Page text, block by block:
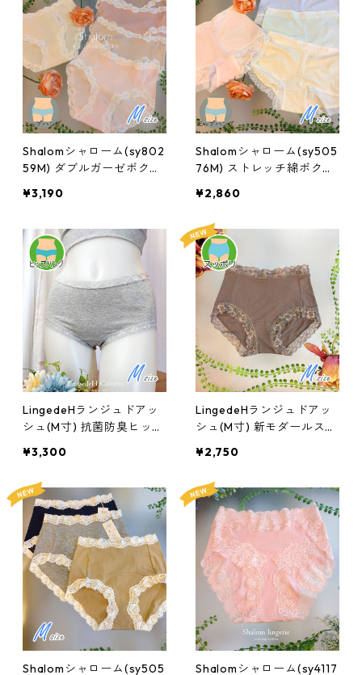
Shalomシャローム(sy802
59M) ダブルガーゼボクサ
サイズ
¥3,190
Shalomシャローム(sy505
76M) ストレッチ綿ボクサ
ス）：Mサイズ
¥2,860
LingedeHランジュドアッ
シュ(M寸) 抗菌防臭ヒップ
Mシトラテック
¥3,300
LingedeHランジュドアッ
シュ(M寸) 新モダールスッ
8M
¥2,750
Shalomシャローム(sy505
Shalomシャローム(sy4117